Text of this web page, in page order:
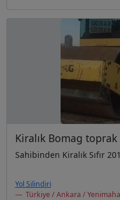
Kiralık Bomag
Sahibinden Kiralık Sıfır
Yol Silindiri
Türkiye / Ankara /